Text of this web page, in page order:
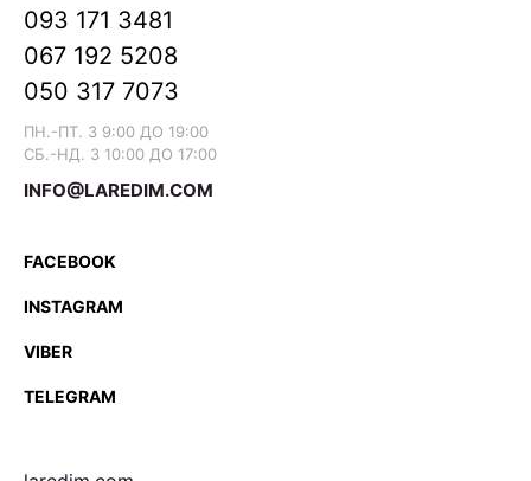
093 171 3481
067 192 5208
050 317 7073
ПН.-ПТ. З 9:00 ДО 19:00
СБ.-НД. З 10:00 ДО 17:00
INFO@LAREDIM.COM
FACEBOOK
INSTAGRAM
VIBER
TELEGRAM